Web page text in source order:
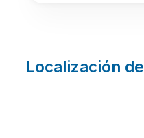
Localización